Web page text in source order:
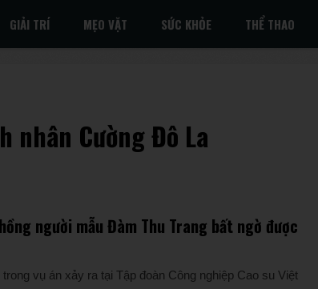
GIẢI TRÍ MẸO VẶT SỨC KHỎE THỂ THAO
nhân Cường Đô La
người mẫu Đàm Thu Trang bất ngờ được
vụ án xảy ra tại Tập đoàn Công nghiệp Cao su Việt